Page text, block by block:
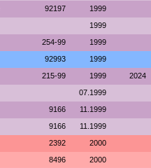
92197 1999
1999
254-99 1999
92993 1999
215-99 1999 2024
07.1999
9166 11.1999
9166 11.1999
2392 2000
8496 2000